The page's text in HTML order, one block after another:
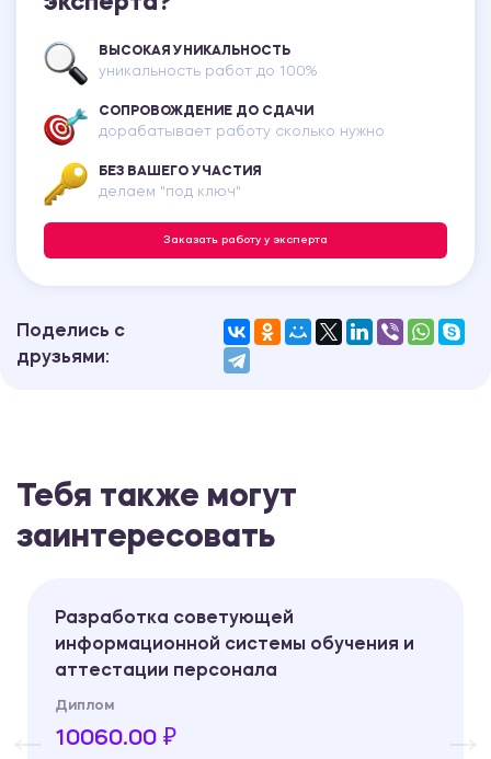
ВЫСОКАЯ УНИКАЛЬНОСТЬ
уникальность работ до 100%
СОПРОВОЖДЕНИЕ ДО СДАЧИ
дорабатывает работу сколько нужно
БЕЗ ВАШЕГО УЧАСТИЯ
делаем "под ключ"
Заказать работу у эксперта
Поделись с
друзьями:
Тебя также могут
заинтересовать
Разработка советующей
информационной системы обучения и
аттестации персонала
Диплом
10060.00 ₽